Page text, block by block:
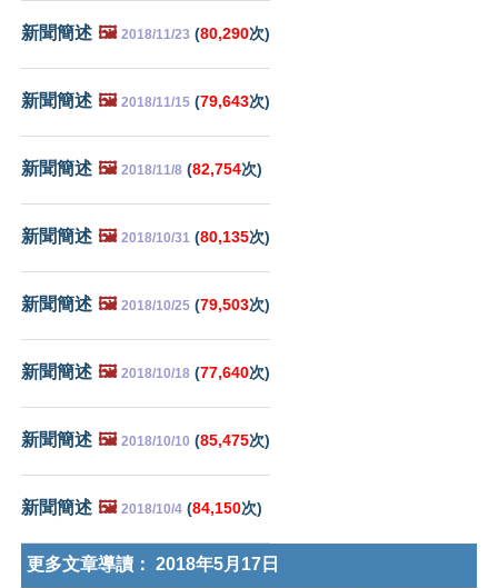
新聞簡述 🖼️ 2018/11/23 (80,290次)
新聞簡述 🖼️ 2018/11/15 (79,643次)
新聞簡述 🖼️ 2018/11/8 (82,754次)
新聞簡述 🖼️ 2018/10/31 (80,135次)
新聞簡述 🖼️ 2018/10/25 (79,503次)
新聞簡述 🖼️ 2018/10/18 (77,640次)
新聞簡述 🖼️ 2018/10/10 (85,475次)
新聞簡述 🖼️ 2018/10/4 (84,150次)
更多文章導讀： 2018年5月17日